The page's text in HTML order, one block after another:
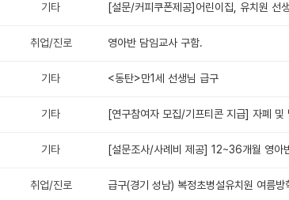
기타 [설문/커피쿠폰제공]어린이집, 유치원 선
취업/진로 영아반 담임교사 구함.
기타 <동탄>만1세 선생님 급구
기타 [연구참여자 모집/기프티콘 지급] 자폐
기타 [설문조사/사례비 제공] 12~36개월 영아
취업/진로 급구(경기 성남) 복정초병설유치원 여름